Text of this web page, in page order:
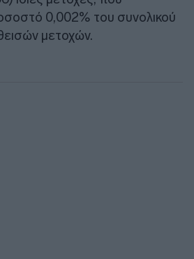
0,002% του συνολικού
μετοχών.